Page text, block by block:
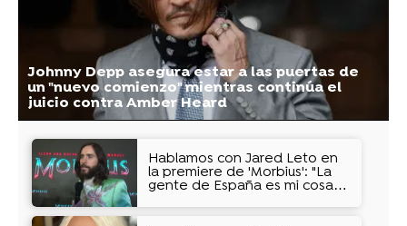
Johnny Depp asegura estar a las puertas de
un "nuevo comienzo" mientras continúa el
juicio contra Amber Heard
Hablamos con Jared Leto en
la premiere de 'Morbius': "La
gente de España es mi cosa